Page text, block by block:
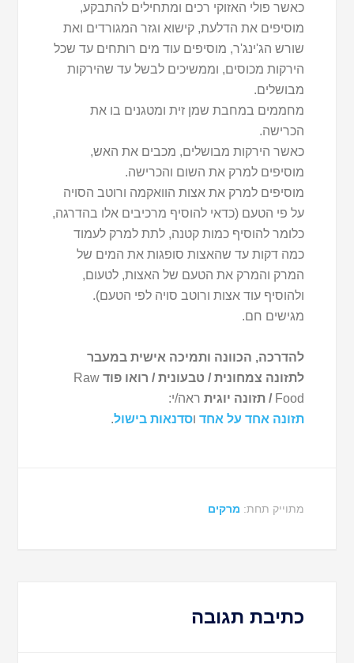
כאשר פולי האזוקי רכים ומתחילים להתבקע,
מוסיפים את הדלעת, קישוא וגזר המגורדים ואת
שורש הג'ינג'ר, מוסיפים עוד מים רותחים עד שכל
הירקות מכוסים, וממשיכים לבשל עד שהירקות
מבושלים.
מחממים במחבת שמן זית ומטגנים בו את
הכרישה.
כאשר הירקות מבושלים, מכבים את האש,
מוסיפים למרק את השום והכרישה.
מוסיפים למרק את אצות הוואקמה ורוטב הסויה
על פי הטעם (כדאי להוסיף מרכיבים אלו בהדרגה,
כלומר להוסיף כמות קטנה, לתת למרק לעמוד
כמה דקות עד שהאצות סופגות את המים של
המרק והמרק את הטעם של האצות, לטעום,
ולהוסיף עוד אצות ורוטב סויה לפי הטעם).
מגישים חם.
להדרכה, הכוונה ותמיכה אישית במעבר
לתזונה צמחונית / טבעונית / רואו פודRaw
Food / תזונה יוגית ראה/י:
תזונה אחד על אחד וסדנאות בישול.
מתוייק תחת: מרקים
כתיבת תגובה